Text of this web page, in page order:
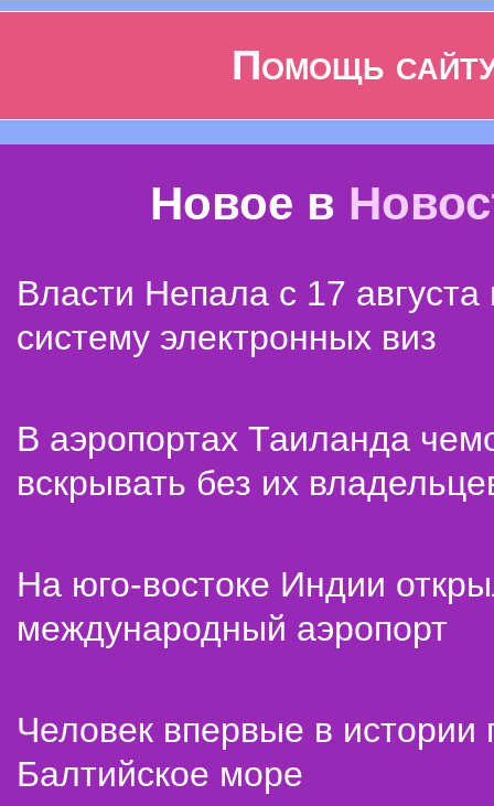
Помощь
Новое в
Власти Непала с 17 августа
систему электронных виз
В аэропортах Таиланда
вскрывать без их
На юго-востоке Индии
международный аэропорт
Человек впервые в истории
Балтийское море